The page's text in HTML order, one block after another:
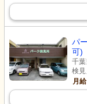
パ
可)
千
検
月給